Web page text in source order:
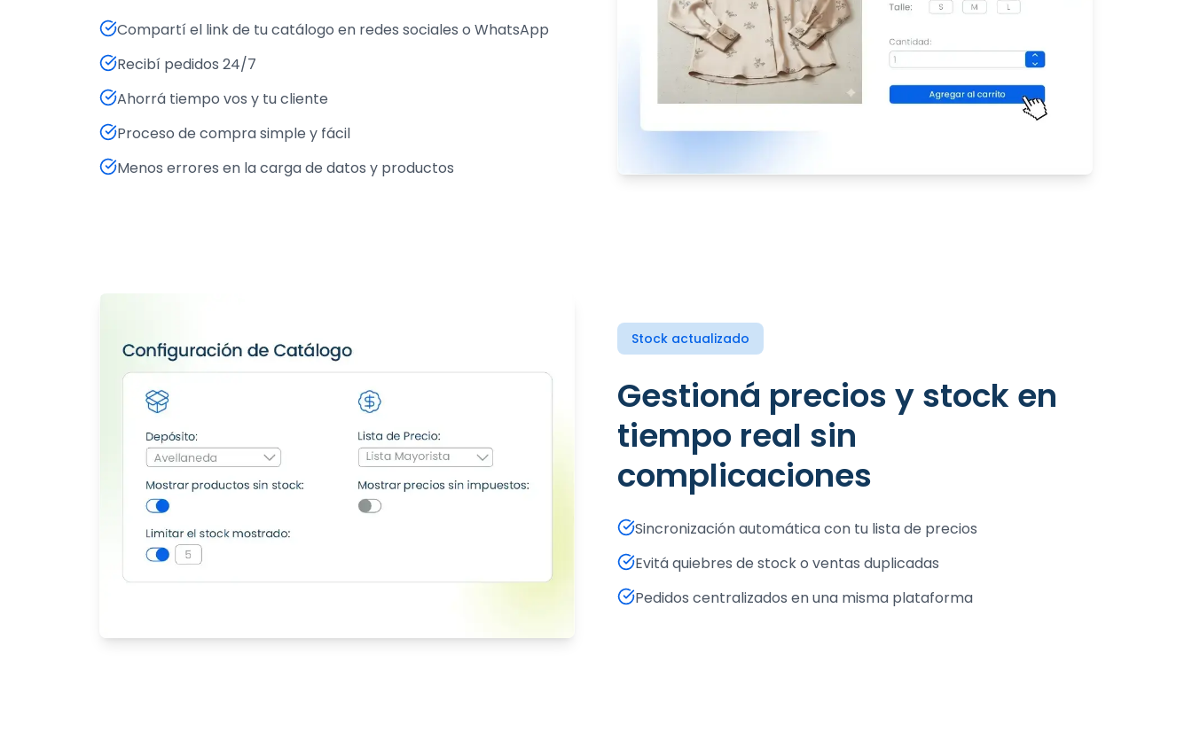
Compartí el link de tu catálogo en redes sociales o WhatsApp
Recibí pedidos 24/7
Ahorrá tiempo vos y tu cliente
Proceso de compra simple y fácil
Menos errores en la carga de datos y productos
Stock actualizado
Gestioná precios y stock en
tiempo real sin
complicaciones
Sincronización automática con tu lista de precios
Evitá quiebres de stock o ventas duplicadas
Pedidos centralizados en una misma plataforma